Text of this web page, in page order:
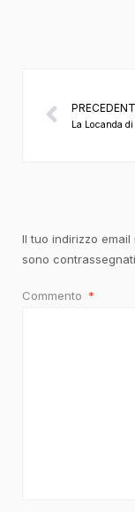
La Locanda di
Il tuo indirizzo
sono contrassegnati
Commento *